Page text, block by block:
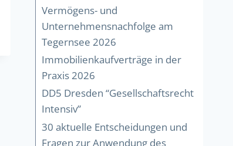
Vermögens- und
Unternehmensnachfolge am
Tegernsee 2026
Immobilienkaufverträge in der
Praxis 2026
DD5 Dresden “Gesellschaftsrecht
Intensiv”
30 aktuelle Entscheidungen und
Fragen zur Anwendung des